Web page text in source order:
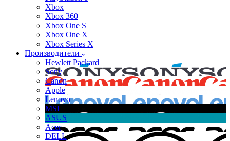
Xbox
Xbox 360
Xbox One S
Xbox One X
Xbox Series X
Производители
Hewlett Packard
Sony
Canon
Apple
Lenovo
MSI
ASUS
Acer
DELL